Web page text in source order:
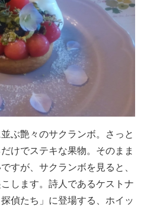
ぶ艶々のサクランボ。さっと
けでステキな果物。そのまま
すが、サクランボを見ると、
します。詩人であるケストナ
偵たち」に登場する、ホイッ